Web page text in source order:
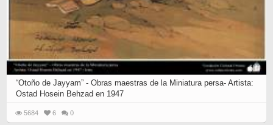
“Otoño de Jayyam” - Obras maestras de la Miniatura persa- Artista:
Ostad Hosein Behzad en 1947
5684 6 0